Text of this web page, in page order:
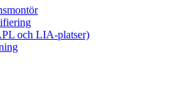
och LIA-platser)